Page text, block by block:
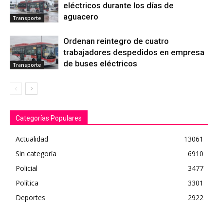
Transporte
eléctricos durante los días de
aguacero
Transporte
Ordenan reintegro de cuatro
trabajadores despedidos en empresa
de buses eléctricos
Categorías Populares
Actualidad
13061
Sin categoría
6910
Policial
3477
Política
3301
Deportes
2922